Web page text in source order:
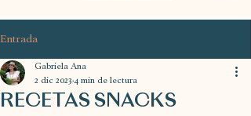
Entrada
RECETAS SNACKS
Gabriela Ana
2 dic 2023 4 min de lectura